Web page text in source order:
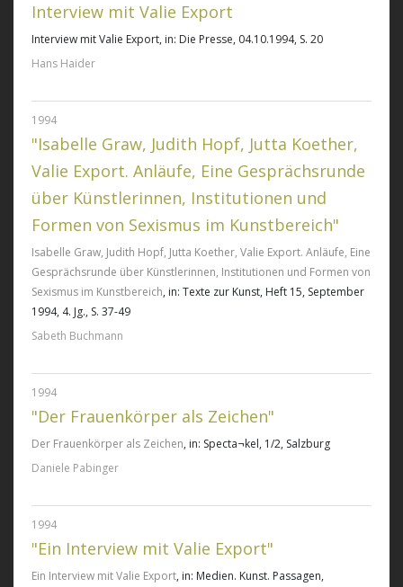
Interview mit Valie Export
Interview mit Valie Export, in: Die Presse, 04.10.1994, S. 20
Hans Haider
1994
"Isabelle Graw, Judith Hopf, Jutta Koether,
Valie Export. Anläufe, Eine Gesprächsrunde
über Künstlerinnen, Institutionen und
Formen von Sexismus im Kunstbereich"
Isabelle Graw, Judith Hopf, Jutta Koether, Valie Export. Anläufe, Eine
Gesprächsrunde über Künstlerinnen, Institutionen und Formen von
Sexismus im Kunstbereich, in: Texte zur Kunst, Heft 15, September
1994, 4. Jg., S. 37-49
Sabeth Buchmann
1994
"Der Frauenkörper als Zeichen"
Der Frauenkörper als Zeichen, in: Specta¬kel, 1/2, Salzburg
Daniele Pabinger
1994
"Ein Interview mit Valie Export"
Ein Interview mit Valie Export, in: Medien. Kunst. Passagen,